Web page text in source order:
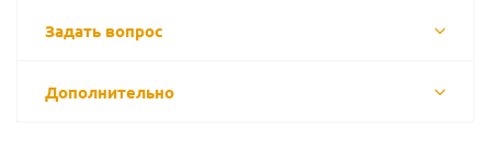
Задать вопрос
Дополнительно